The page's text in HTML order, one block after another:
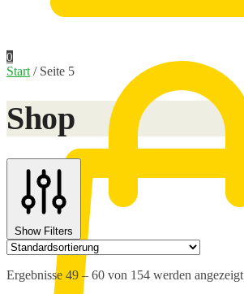
0
Start / Seite 5
Shop
Show Filters
Ergebnisse 49 – 60 von 154 werden angezeigt